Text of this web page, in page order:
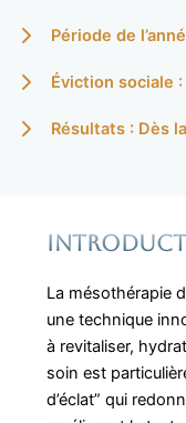
Période de
Éviction sociale
Résultats : Dès
La mésothérapie
une technique
à revitaliser,
soin est
d’éclat” qui